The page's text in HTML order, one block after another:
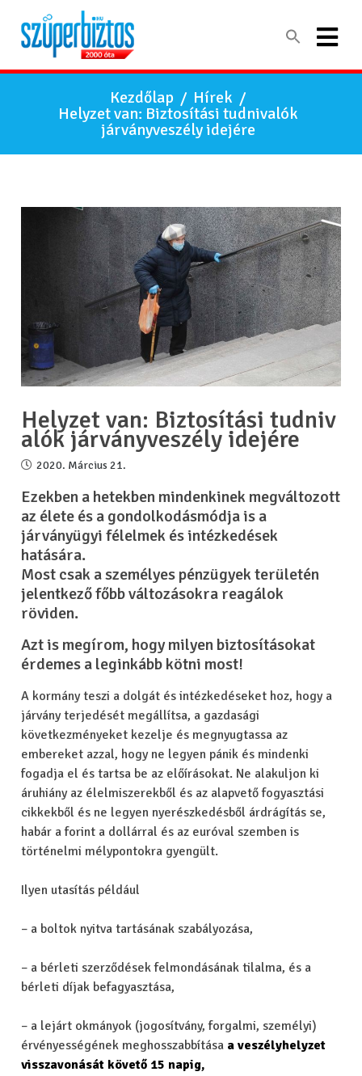
Kezdőlap / Hírek /
Helyzet van: Biztosítási tudnivalók
járványveszély idejére
Helyzet van: Biztosítási tudniv
alók járványveszély idejére
2020. Március 21.
Ezekben a hetekben mindenkinek megváltozott
az élete és a gondolkodásmódja is a
járványügyi félelmek és intézkedések
hatására.
Most csak a személyes pénzügyek területén
jelentkező főbb változásokra reagálok
röviden.
Azt is megírom, hogy milyen biztosításokat
érdemes a leginkább kötni most!
A kormány teszi a dolgát és intézkedéseket hoz, hogy a
járvány terjedését megállítsa, a gazdasági
következményeket kezelje és megnyugtassa az
embereket azzal, hogy ne legyen pánik és mindenki
fogadja el és tartsa be az előírásokat. Ne alakuljon ki
áruhiány az élelmiszerekből és az alapvető fogyasztási
cikkekből és ne legyen nyerészkedésből árdrágítás se,
habár a forint a dollárral és az euróval szemben is
történelmi mélypontokra gyengült.
Ilyen utasítás például
– a boltok nyitva tartásának szabályozása,
– a bérleti szerződések felmondásának tilalma, és a
bérleti díjak befagyasztása,
– a lejárt okmányok (jogosítvány, forgalmi, személyi)
érvényességének meghosszabbítása a veszélyhelyzet
visszavonását követő 15 napig,